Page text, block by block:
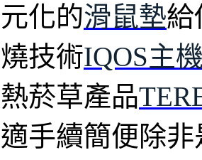
化的滑鼠墊給
技術IQOS主
菸草產品
手續簡便除非